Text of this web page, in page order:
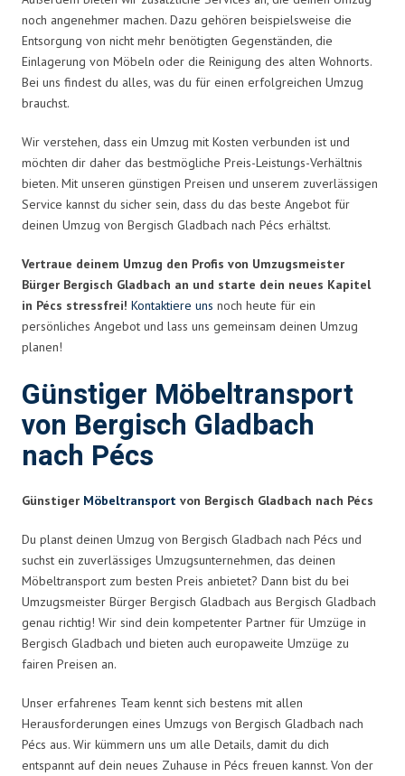
noch angenehmer machen. Dazu gehören beispielsweise die
Entsorgung von nicht mehr benötigten Gegenständen, die
Einlagerung von Möbeln oder die Reinigung des alten Wohnorts.
Bei uns findest du alles, was du für einen erfolgreichen Umzug
brauchst.
Wir verstehen, dass ein Umzug mit Kosten verbunden ist und
möchten dir daher das bestmögliche Preis-Leistungs-Verhältnis
bieten. Mit unseren günstigen Preisen und unserem zuverlässigen
Service kannst du sicher sein, dass du das beste Angebot für
deinen Umzug von Bergisch Gladbach nach Pécs erhältst.
Vertraue deinem Umzug den Profis von Umzugsmeister
Bürger Bergisch Gladbach an und starte dein neues Kapitel
in Pécs stressfrei! Kontaktiere uns noch heute für ein
persönliches Angebot und lass uns gemeinsam deinen Umzug
planen!
Günstiger Möbeltransport
von Bergisch Gladbach
nach Pécs
Günstiger Möbeltransport von Bergisch Gladbach nach Pécs
Du planst deinen Umzug von Bergisch Gladbach nach Pécs und
suchst ein zuverlässiges Umzugsunternehmen, das deinen
Möbeltransport zum besten Preis anbietet? Dann bist du bei
Umzugsmeister Bürger Bergisch Gladbach aus Bergisch Gladbach
genau richtig! Wir sind dein kompetenter Partner für Umzüge in
Bergisch Gladbach und bieten auch europaweite Umzüge zu
fairen Preisen an.
Unser erfahrenes Team kennt sich bestens mit allen
Herausforderungen eines Umzugs von Bergisch Gladbach nach
Pécs aus. Wir kümmern uns um alle Details, damit du dich
entspannt auf dein neues Zuhause in Pécs freuen kannst. Von der